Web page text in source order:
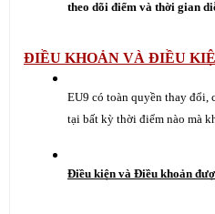
theo dõi điểm và thời gian
ĐIỀU KHOẢN VÀ ĐIỀU
EU9 có toàn quyền thay đổi,
tại bất kỳ thời điểm nào mà
Điều kiện và Điều khoản